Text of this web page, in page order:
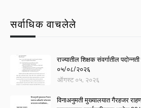
सर्वाधिक वाचलेले
राज्यातील शिक्षक संवर्गातील
०५/०८/२०२६
ऑगस्ट ०५, २०२६
विनाअनुमती मुख्यालयात गैरहजर